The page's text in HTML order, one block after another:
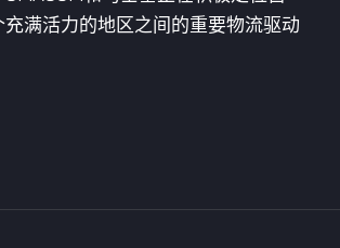
满活力的地区之间的重要物流驱动